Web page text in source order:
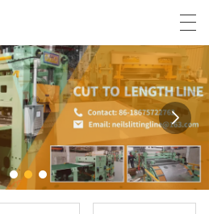
English Español